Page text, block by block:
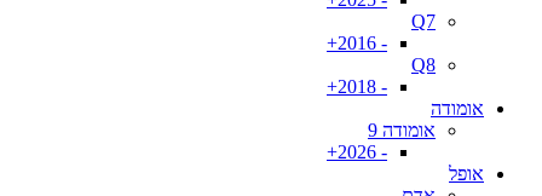
Q7
- 2016+
Q8
- 2018+
אומודה
אומודה 9
- 2026+
אופל